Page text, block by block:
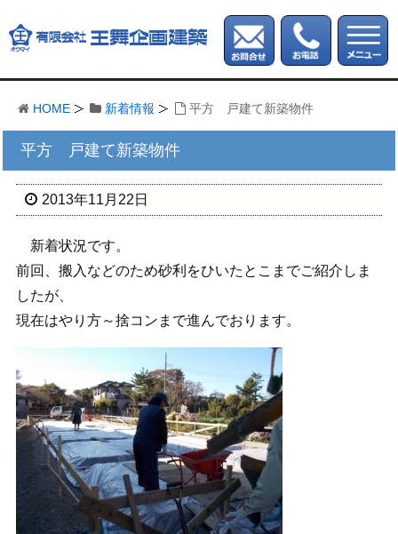
HOME 新着情報 平方 戸建て新築物件
平方 戸建て新築物件
2013年11月22日
新着状況です。
前回、搬入などのため砂利をひいたとこまでご紹介しま
したが、
現在はやり方～捨コンまで進んでおります。